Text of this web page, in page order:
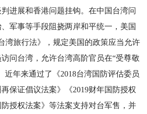
进展和香港问题挂钩。在中国台湾问
军事等手段阻挠两岸和平统一，美国
湾旅行法》，规定美国的政策应当允许
问台湾，允许台湾高阶官员在“受尊敬
近年来通过了《2018台湾国防评估委员
保证倡议法案》《2019财年国防授权
授权法案》等法案支持对台军售，并